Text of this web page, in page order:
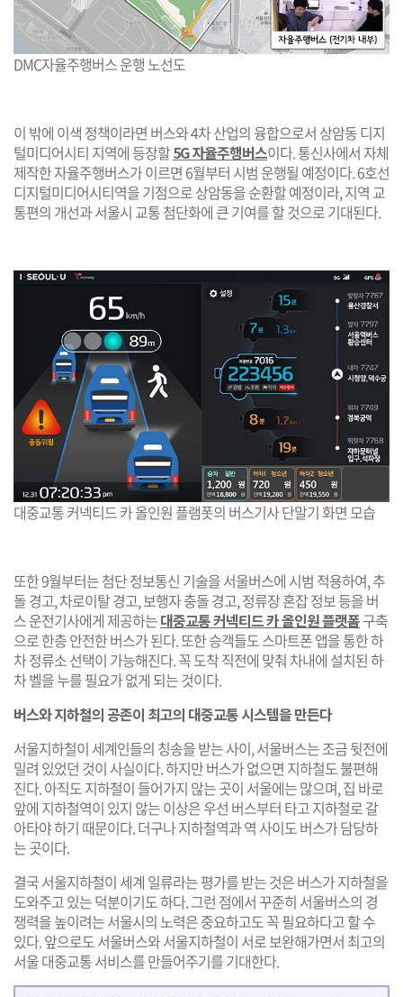
DMC자율주행버스 운행 노선도
이 밖에 이색 정책이라면 버스와 4차 산업의 융합으로서 상암동 디지
털미디어시티 지역에 등장할5G 자율주행버스이다. 통신사에서 자체
제작한 자율주행버스가 이르면 6월부터 시범 운행될 예정이다. 6호선
디지털미디어시티역을 기점으로 상암동을 순환할 예정이라, 지역 교
통편의 개선과 서울시 교통 첨단화에 큰 기여를 할 것으로 기대된다.
대중교통 커넥티드 카 올인원 플램폿의 버스기사 단말기 화면 모습
또한 9월부터는 첨단 정보통신 기술을 서울버스에 시범 적용하여, 추
돌 경고, 차로이탈 경고, 보행자 충돌 경고, 정류장 혼잡 정보 등을 버
스 운전기사에게 제공하는대중교통 커넥티드 카 올인원 플랫폼구축
으로 한층 안전한 버스가 된다. 또한 승객들도 스마트폰 앱을 통한 하
차 정류소 선택이 가능해진다. 꼭 도착 직전에 맞춰 차내에 설치된 하
차 벨을 누를 필요가 없게 되는 것이다.
버스와 지하철의 공존이 최고의 대중교통 시스템을 만든다
서울지하철이 세계인들의 칭송을 받는 사이, 서울버스는 조금 뒷전에
밀려 있었던 것이 사실이다. 하지만 버스가 없으면 지하철도 불편해
진다. 아직도 지하철이 들어가지 않는 곳이 서울에는 많으며, 집 바로
앞에 지하철역이 있지 않는 이상은 우선 버스부터 타고 지하철로 갈
아타야 하기 때문이다. 더구나 지하철역과 역 사이도 버스가 담당하
는 곳이다.
결국 서울지하철이 세계 일류라는 평가를 받는 것은 버스가 지하철을
도와주고 있는 덕분이기도 하다. 그런 점에서 꾸준히 서울버스의 경
쟁력을 높이려는 서울시의 노력은 중요하고도 꼭 필요하다고 할 수
있다. 앞으로도 서울버스와 서울지하철이 서로 보완해가면서 최고의
서울 대중교통 서비스를 만들어주기를 기대한다.